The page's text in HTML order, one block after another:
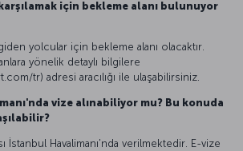
için bekleme alanı bulunuyor
yolcular için bekleme alanı olacaktır.
yönelik detaylı bilgilere
tr) adresi aracılığı ile ulaşabilirsiniz.
vize alınabiliyor mu? Bu konuda
İstanbul Havalimanı'nda verilmektedir. E-vize